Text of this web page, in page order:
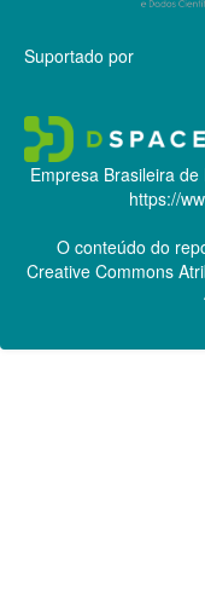
Suportado por
Empresa Brasileira
https://
O conteúdo do
Creative Commons